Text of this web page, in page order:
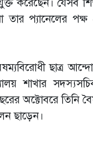
যেসব
তার প্যানেলের
ছাত্র
শাখার
অক্টোবরে তিনি
ছাড়েন।